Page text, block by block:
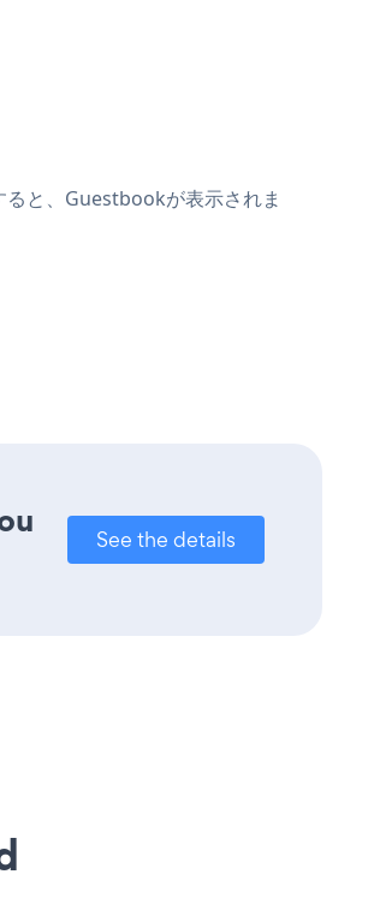
と、Guestbookが表示されま
See the details